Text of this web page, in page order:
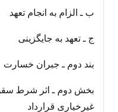
ب ـ الزام به انجام تعهد
ج ـ تعهد به جایگزینی
بند دوم ـ جبران خسارت
بخش دوم ـ اثر شرط
غیرخیاری قرارداد